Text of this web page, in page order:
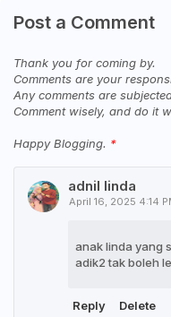
Post a Comment
Thank you for coming by.
Comments are your
Any comments are
Comment wisely, and do it
Happy Blogging.
adnil linda
April 16, 2025 4:14
anak linda yang
adik2 tak boleh
Reply Delete